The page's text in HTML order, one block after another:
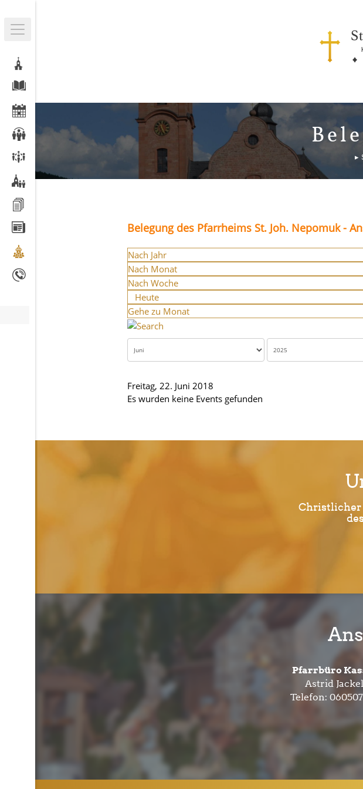
Belegung des Pfarrheims St. Joh. Nepomuk -
Nach Jahr
Nach Monat
Nach Woche
Heute
Gehe zu Monat
Freitag, 22. Juni 2018
Es wurden keine Events gefunden
Christlicher
Pfarrbüro
Astrid Jackel
Telefon: